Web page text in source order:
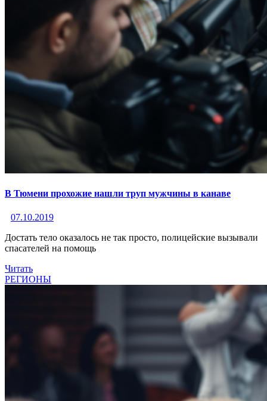
В Тюмени прохожие нашли труп мужчины в канаве
07.10.2019
Достать тело оказалось не так просто, полицейские вызывали
спасателей на помощь
Читать
РЕГИОНЫ